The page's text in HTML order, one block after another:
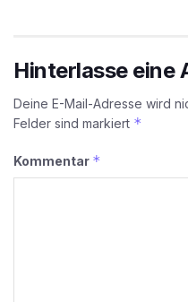
Hinterlasse eine
Deine E-Mail-Adresse wird
Felder sind markiert *
Kommentar *